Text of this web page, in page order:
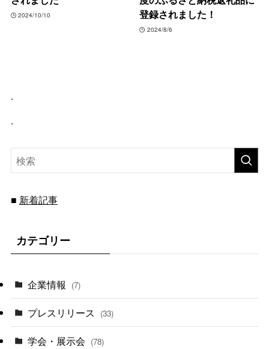
2024/10/10
登録されました！
2024/8/6
.
.
■ 新着記事
カテゴリー
企業情報 (7)
プレスリリース (33)
学会・展示会 (78)